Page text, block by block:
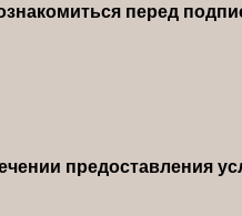
перед
предоставления